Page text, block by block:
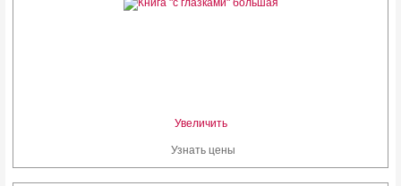
Увеличить
Узнать цены